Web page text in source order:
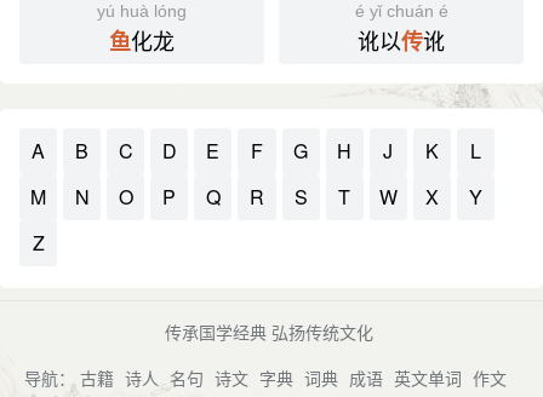
yú huà lóng
鱼化龙
é yǐ chuán é
讹以传讹
A B C D E F G H J K
L
M
N O P Q R S T W X
Y
Z
传承国学经典 弘扬传统文化
导航： 古籍 诗人 名句 诗文 字典 词典 成语 英文单词 作文